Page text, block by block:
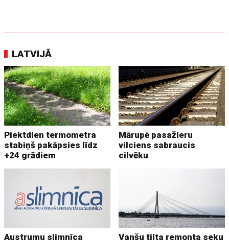
LATVIJĀ
Piektdien termometra
stabiņš pakāpsies līdz
+24 grādiem
Mārupē pasažieru
vilciens sabraucis
cilvēku
Austrumu slimnīca
Vanšu tilta remonta seku